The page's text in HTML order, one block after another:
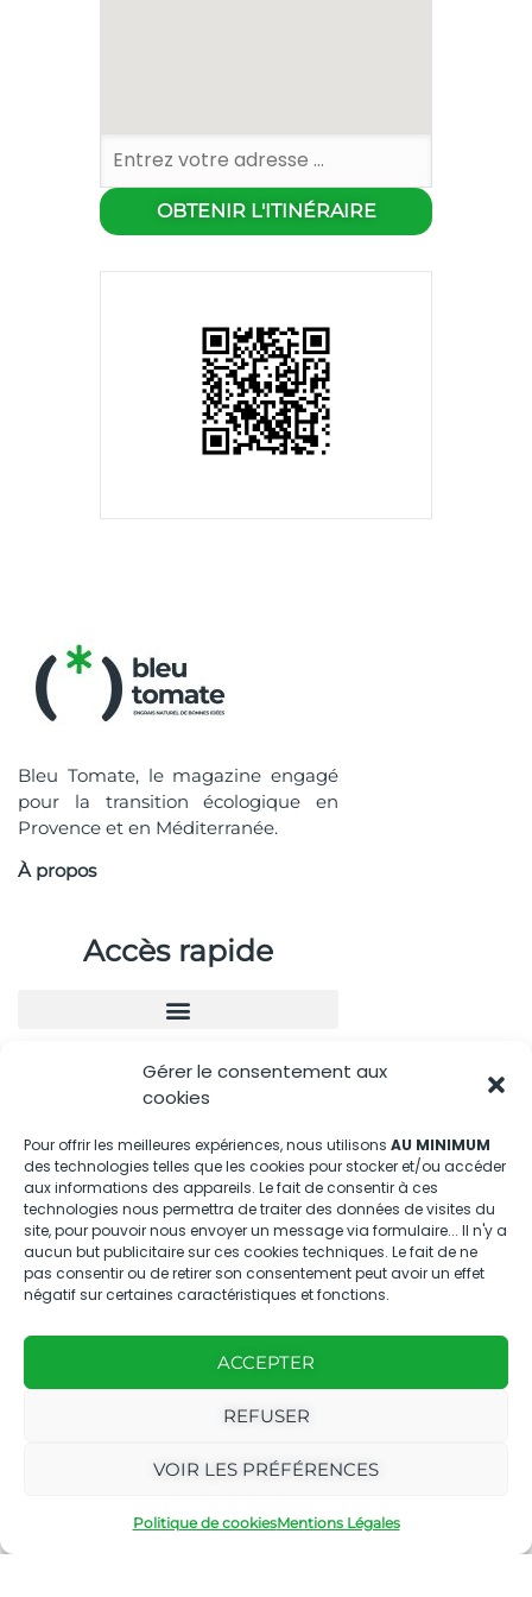
Gérer le consentement aux
cookies
Pour offrir les meilleures expériences, nous utilisons AU MINIMUM
des technologies telles que les cookies pour stocker et/ou accéder
aux informations des appareils. Le fait de consentir à ces
technologies nous permettra de traiter des données de visites du
site, pour pouvoir nous envoyer un message via formulaire... Il n'y a
aucun but publicitaire sur ces cookies techniques. Le fait de ne
pas consentir ou de retirer son consentement peut avoir un effet
négatif sur certaines caractéristiques et fonctions.
ACCEPTER
REFUSER
VOIR LES PRÉFÉRENCES
Politique de cookiesMentions Légales
Bleu Tomate, le magazine engagé
pour la transition écologique en
Provence et en Méditerranée.
À propos
Accès rapide
Nous contacter
04.88.08.75.28
contactBT@bleu-tomate.fr
Kit média
Kit média Bleu Tomate
Nous suivre